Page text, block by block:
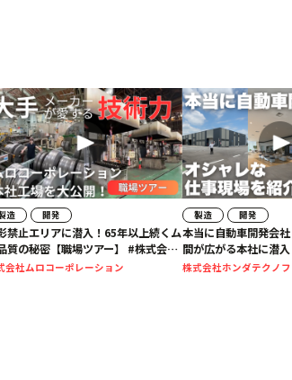
造 開発
禁止エリアに潜入！65年以上続くム
の秘密【職場ツアー】 #株式会社
コーポレーション
会社ムロコーポレーション
製造 開発
本当に自動車開発会
間が広がる本社に潜
株式会社ホンダテクノ
株式会社ホンダテクノ